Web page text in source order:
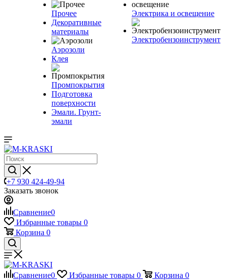
Прочее
Декоративные
материалы
Аэрозоли
Клея
Промпокрытия
Подготовка
поверхности
Эмали. Грунт-
эмали
Электрика и освещение
Электробензоинструмент
+7 930 424-49-94
Заказать звонок
Сравнение0
Избранные товары 0
Корзина 0
Сравнение0 Избранные товары 0 Корзина 0